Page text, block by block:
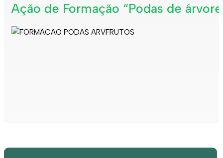
Ação de Formação “Podas de